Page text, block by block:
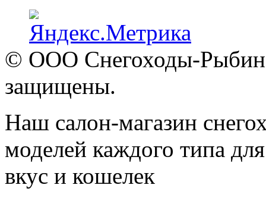
© ООО Снегоходы-
защищены.
Наш салон-магазин
моделей каждого типа
вкус и кошелек